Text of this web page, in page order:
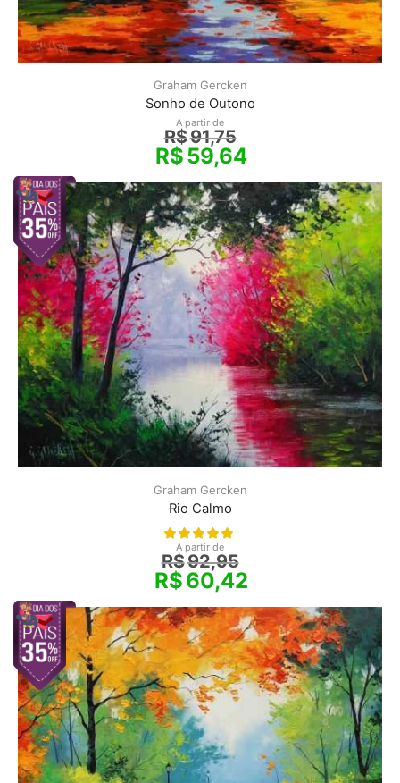
Graham Gercken
Sonho de Outono
A partir de
R$91,75
R$59,64
Graham Gercken
Rio Calmo
A partir de
R$92,95
R$60,42